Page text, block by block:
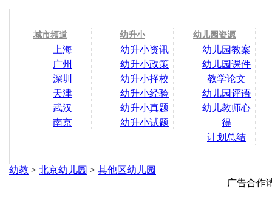
城市频道
上海
广州
深圳
天津
武汉
南京
幼升小
幼升小资讯
幼升小政策
幼升小择校
幼升小经验
幼升小真题
幼升小试题
幼儿园资源
幼儿园教案
幼儿园课件
教学论文
幼儿园评语
幼儿教师心
得
计划总结
幼教 > 北京幼儿园 > 其他区幼儿园
广告合作